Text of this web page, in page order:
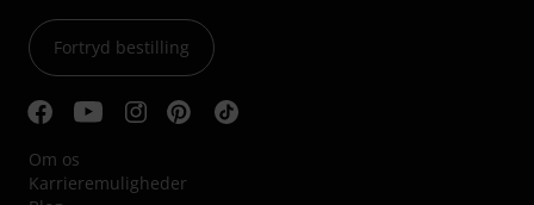
Fortryd bestilling
Om os
Karrieremuligheder